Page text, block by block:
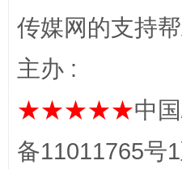
这是一记警钟！
传媒网的支持
主办 :
★★★★★中
备11011765号